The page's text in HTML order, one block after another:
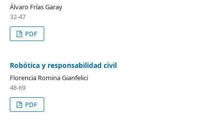
Álvaro Frías Garay
32-47
PDF
Robótica y responsabilidad civil
Florencia Romina Gianfelici
48-69
PDF